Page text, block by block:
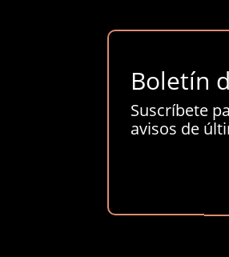
Boletín
Suscríbete
avisos de